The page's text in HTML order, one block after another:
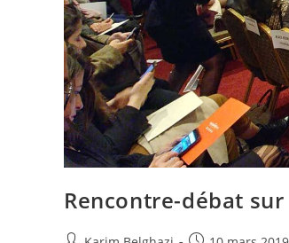
Rencontre-débat